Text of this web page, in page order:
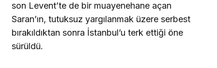
son Levent’te de bir muayenehane açan
Saran’ın, tutuksuz yargılanmak üzere serbest
bırakıldıktan sonra İstanbul’u terk ettiği öne
sürüldü.